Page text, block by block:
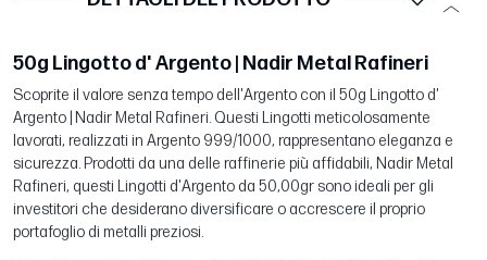
50g Lingotto d' Argento | Nadir Metal Rafineri
Scoprite il valore senza tempo dell'Argento con il 50g Lingotto d'
Argento | Nadir Metal Rafineri. Questi Lingotti meticolosamente
lavorati, realizzati in Argento 999/1000, rappresentano eleganza e
sicurezza. Prodotti da una delle raffinerie più affidabili, Nadir Metal
Rafineri, questi Lingotti d'Argento da 50,00gr sono ideali per gli
investitori che desiderano diversificare o accrescere il proprio
portafoglio di metalli preziosi.